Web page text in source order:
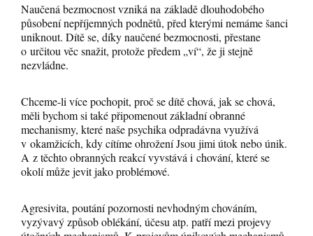
Naučená bezmocnost vzniká na základě dlouhodobého
působení nepříjemných podnětů, před kterými nemáme šanci
uniknout. Dítě se, díky naučené bezmocnosti, přestane
o určitou věc snažit, protože předem „ví“, že ji stejně
nezvládne.
Chceme-li více pochopit, proč se dítě chová, jak se chová,
měli bychom si také připomenout základní obranné
mechanismy, které naše psychika odpradávna využívá
v okamžicích, kdy cítíme ohrožení Jsou jimi útok nebo únik.
A z těchto obranných reakcí vyvstává i chování, které se
okolí může jevit jako problémové.
Agresivita, poutání pozornosti nevhodným chováním,
vyzývavý způsob oblékání, účesu atp. patří mezi projevy